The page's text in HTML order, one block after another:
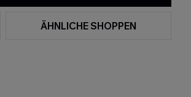
ÄHNLICHE SHOPPEN